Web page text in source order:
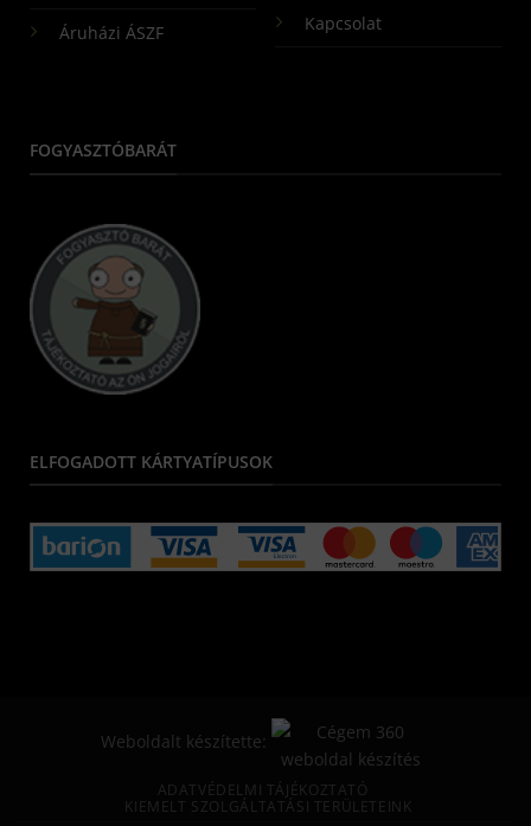
Áruházi ÁSZF Kapcsolat
FOGYASZTÓBARÁT
ELFOGADOTT KÁRTYATÍPUSOK
Weboldalt készítette:
ADATVÉDELMI TÁJÉKOZTATÓ
KIEMELT SZOLGÁLTATÁSI TERÜLETEINK